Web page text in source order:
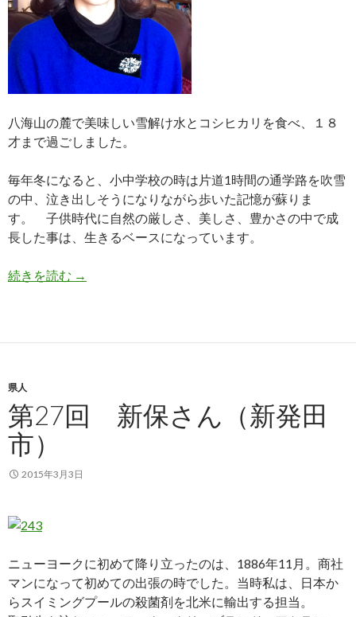
八海山の麓で美味しい雪解け水とコシヒカリを食べ、１８
才まで過ごしました。
毎年冬になると、小中学校の時は片道1時間の通学路を吹雪
の中、泣き出しそうになりながら歩いた記憶が蘇りま
す。 子供時代に自然の厳しさ、美しさ、豊かさの中で成
長した事は、生きるベースになっています。
続きを読む 第28回 安岡京子さん(南魚沼市)
→
県人
第27回 新保さん（新発田
市）
2015年3月3日
ニューヨークに初めて降り立ったのは、1886年11月。商社
マンになって初めての出張の時でした。当時私は、日本か
らスイミングプールの殺菌剤を北米に輸出する担当。